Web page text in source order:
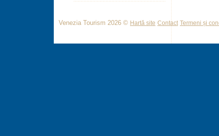
Venezia Tourism 2026 © Hartă site Contact Termeni și